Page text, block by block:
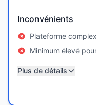
Inconvénients
Plateforme
Minimum élevé
Plus de détails